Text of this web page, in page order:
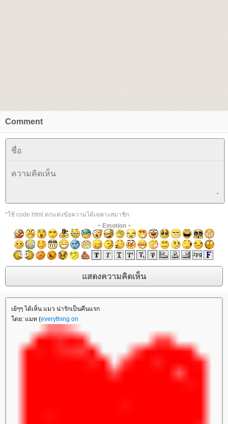
Comment
*ใช้ code html ตกแต่งข้อความได้เฉพาะสมาชิก
+ Emotion+
เย้ๆๆ ได้เห็น แมว น่ารักเป็นคึนแรก
ดย: แมท (everything on